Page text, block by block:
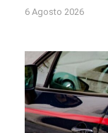
6 Agosto 2026